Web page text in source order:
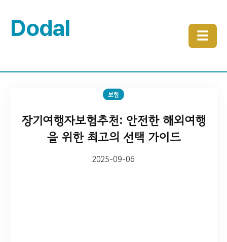
Dodal ☰
보험
장기여행자보험추천: 안전한 해외여행
을 위한 최고의 선택 가이드
2025-09-06